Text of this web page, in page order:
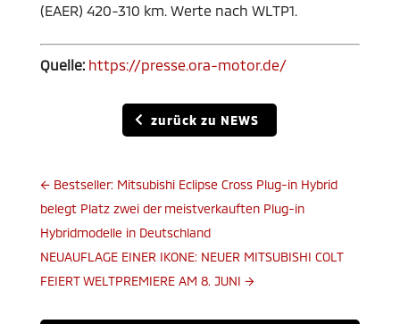
(EAER) 420-310 km. Werte nach WLTP1.
Quelle: https://presse.ora-motor.de/
zurück zu NEWS
← Bestseller: Mitsubishi Eclipse Cross Plug-in Hybrid
belegt Platz zwei der meistverkauften Plug-in
Hybridmodelle in Deutschland
NEUAUFLAGE EINER IKONE: NEUER MITSUBISHI COLT
FEIERT WELTPREMIERE AM 8. JUNI →